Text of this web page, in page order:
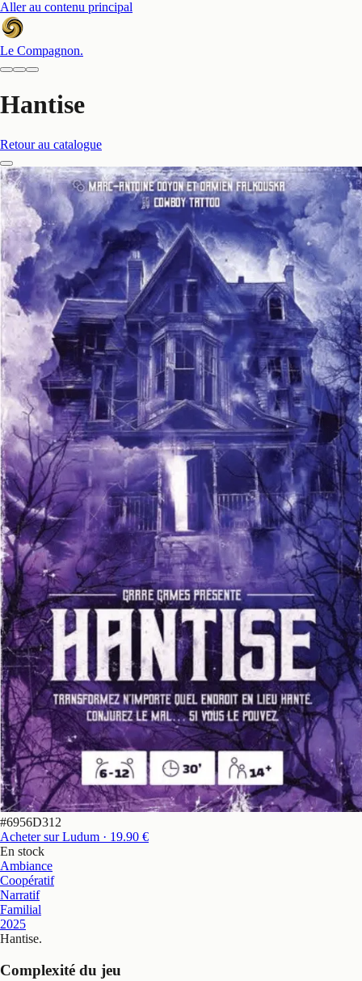
Aller au contenu principal
Le Compagnon.
Hantise
Retour au catalogue
#6956D312
Acheter sur Ludum · 19.90 €
En stock
Ambiance
Coopératif
Narratif
Familial
2025
Hantise.
Complexité du jeu